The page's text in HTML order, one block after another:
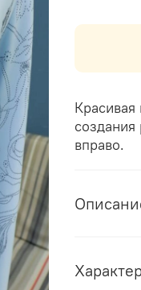
вправо.